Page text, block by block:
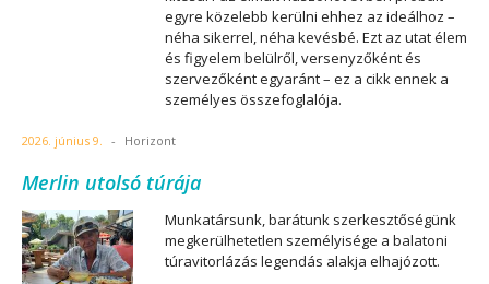
egyre közelebb kerülni ehhez az ideálhoz –
néha sikerrel, néha kevésbé. Ezt az utat élem
és figyelem belülről, versenyzőként és
szervezőként egyaránt – ez a cikk ennek a
személyes összefoglalója.
2026. június 9. - Horizont
Merlin utolsó túrája
Munkatársunk, barátunk szerkesztőségünk
megkerülhetetlen személyisége a balatoni
túravitorlázás legendás alakja elhajózott.